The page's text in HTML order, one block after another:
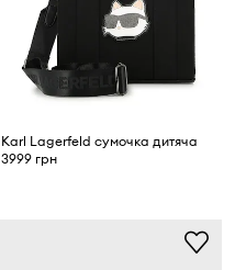
Karl Lagerfeld сумочка дитяча
3999 грн